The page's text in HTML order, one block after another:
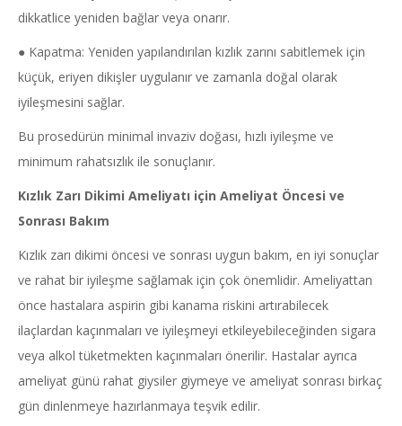
dikkatlice yeniden bağlar veya onarır.
● Kapatma: Yeniden yapılandırılan kızlık zarını sabitlemek için
küçük, eriyen dikişler uygulanır ve zamanla doğal olarak
iyileşmesini sağlar.
Bu prosedürün minimal invaziv doğası, hızlı iyileşme ve
minimum rahatsızlık ile sonuçlanır.
Kızlık Zarı Dikimi Ameliyatı için Ameliyat Öncesi ve
Sonrası Bakım
Kızlık zarı dikimi öncesi ve sonrası uygun bakım, en iyi sonuçlar
ve rahat bir iyileşme sağlamak için çok önemlidir. Ameliyattan
önce hastalara aspirin gibi kanama riskini artırabilecek
ilaçlardan kaçınmaları ve iyileşmeyi etkileyebileceğinden sigara
veya alkol tüketmekten kaçınmaları önerilir. Hastalar ayrıca
ameliyat günü rahat giysiler giymeye ve ameliyat sonrası birkaç
gün dinlenmeye hazırlanmaya teşvik edilir.